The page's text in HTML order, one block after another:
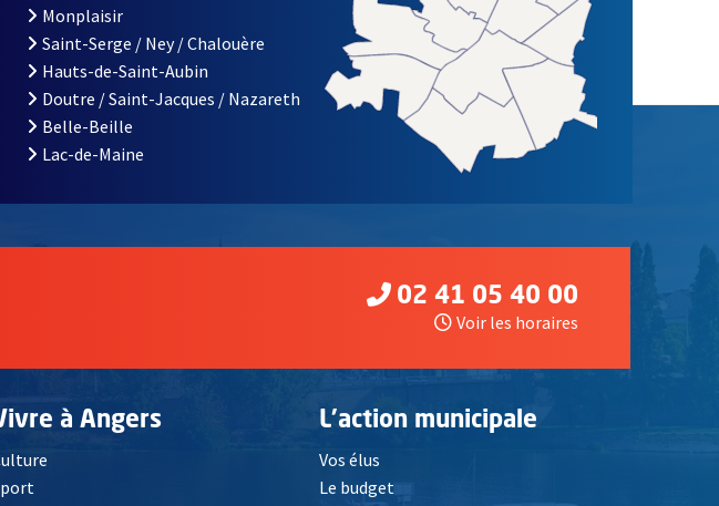
fenêtrefenêtre
Monplaisir
Saint-Serge / Ney / Chalouère
Hauts-de-Saint-Aubin
Doutre / Saint-Jacques / Nazareth
Belle-Beille
Lac-de-Maine
02 41 05 40 00
Voir les horaires
à Angers L'action municipale
Vos élus
Le budget